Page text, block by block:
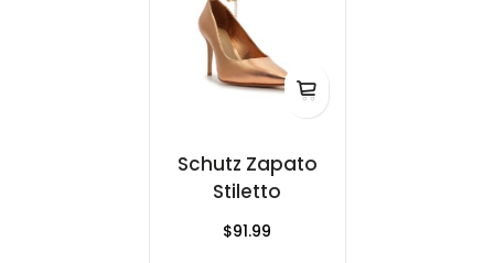
Schutz Zapato
Stiletto
$91.99